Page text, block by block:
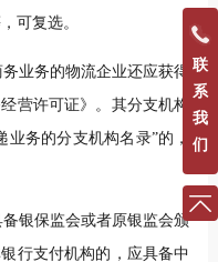
可复选。
业务的物流企业还应获得
营许可证》。其分支机构
务的分支机构名录”的，
银保监会或者原银监会颁
行支付机构的，应具备中
联
系
我
们